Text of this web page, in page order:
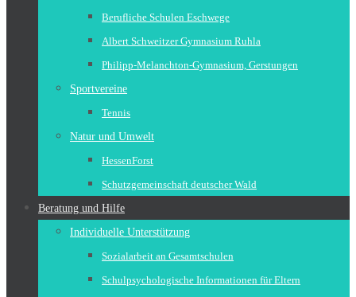
Berufliche Schulen Eschwege
Albert Schweitzer Gymnasium Ruhla
Philipp-Melanchton-Gymnasium, Gerstungen
Sportvereine
Tennis
Natur und Umwelt
HessenForst
Schutzgemeinschaft deutscher Wald
Beratung und Hilfe
Individuelle Unterstützung
Sozialarbeit an Gesamtschulen
Schulpsychologische Informationen für Eltern